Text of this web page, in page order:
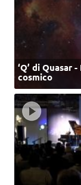
‘Q’ di
cosmico